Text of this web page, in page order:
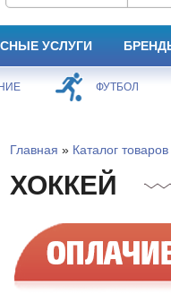
УСЛУГИ
ФУТБОЛ
Главная » Каталог товаров
ХОККЕЙ